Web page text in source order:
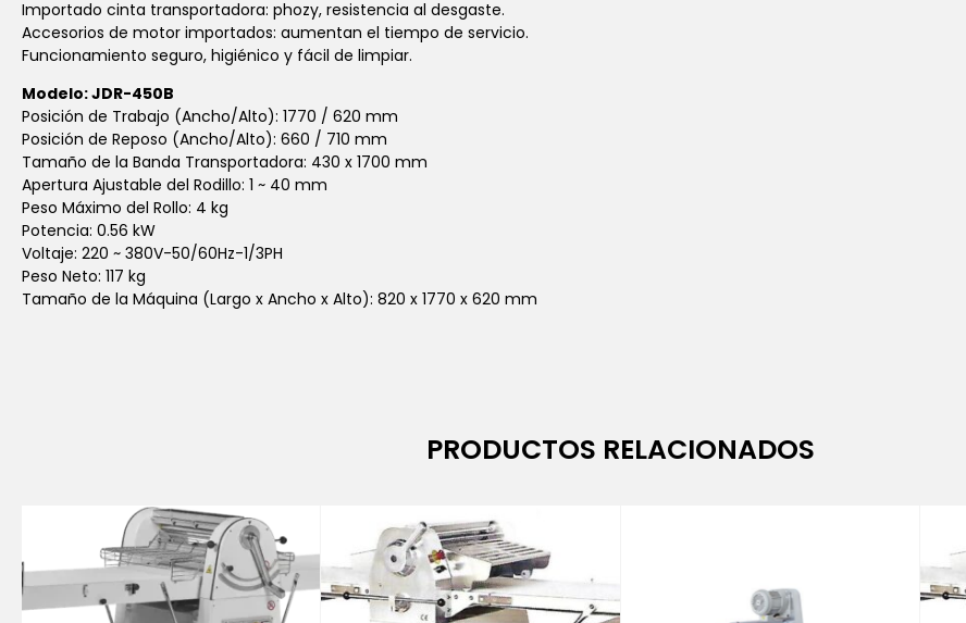
Importado cinta transportadora: phozy, resistencia al desgaste.
Accesorios de motor importados: aumentan el tiempo de servicio.
Funcionamiento seguro, higiénico y fácil de limpiar.
Modelo: JDR-450B
Posición de Trabajo (Ancho/Alto): 1770 / 620 mm
Posición de Reposo (Ancho/Alto): 660 / 710 mm
Tamaño de la Banda Transportadora: 430 x 1700 mm
Apertura Ajustable del Rodillo: 1 ~ 40 mm
Peso Máximo del Rollo: 4 kg
Potencia: 0.56 kW
Voltaje: 220 ~ 380V-50/60Hz-1/3PH
Peso Neto: 117 kg
Tamaño de la Máquina (Largo x Ancho x Alto): 820 x 1770 x 620 mm
PRODUCTOS RELACIONADOS